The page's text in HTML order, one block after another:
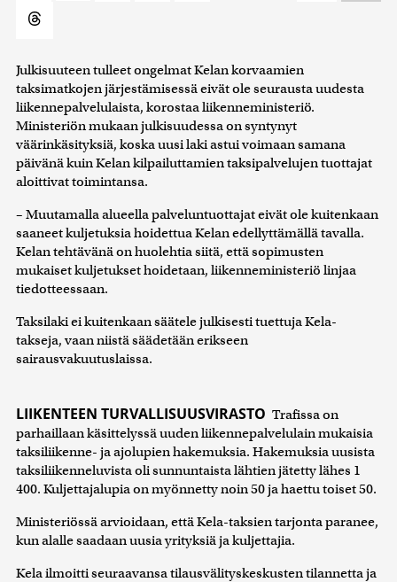
Julkisuuteen tulleet ongelmat Kelan korvaamien
taksimatkojen järjestämisessä eivät ole seurausta uudesta
liikennepalvelulaista, korostaa liikenneministeriö.
Ministeriön mukaan julkisuudessa on syntynyt
väärinkäsityksiä, koska uusi laki astui voimaan samana
päivänä kuin Kelan kilpailuttamien taksipalvelujen tuottajat
aloittivat toimintansa.
– Muutamalla alueella palveluntuottajat eivät ole kuitenkaan
saaneet kuljetuksia hoidettua Kelan edellyttämällä tavalla.
Kelan tehtävänä on huolehtia siitä, että sopimusten
mukaiset kuljetukset hoidetaan, liikenneministeriö linjaa
tiedotteessaan.
Taksilaki ei kuitenkaan säätele julkisesti tuettuja Kela-
takseja, vaan niistä säädetään erikseen
sairausvakuutuslaissa.
LIIKENTEEN TURVALLISUUSVIRASTO Trafissa on
parhaillaan käsittelyssä uuden liikennepalvelulain mukaisia
taksiliikenne- ja ajolupien hakemuksia. Hakemuksia uusista
taksiliikenneluvista oli sunnuntaista lähtien jätetty lähes 1
400. Kuljettajalupia on myönnetty noin 50 ja haettu toiset 50.
Ministeriössä arvioidaan, että Kela-taksien tarjonta paranee,
kun alalle saadaan uusia yrityksiä ja kuljettajia.
Kela ilmoitti seuraavansa tilausvälityskeskusten tilannetta ja